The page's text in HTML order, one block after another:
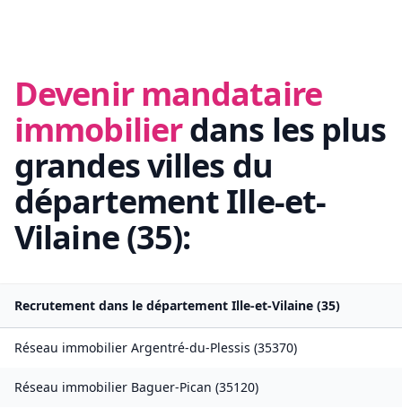
Devenir mandataire
immobilierdans les plus
grandes villes du
départementIlle-et-
Vilaine(35):
Recrutement dans le département Ille-et-Vilaine (35)
Réseau immobilier Argentré-du-Plessis (35370)
Réseau immobilier Baguer-Pican (35120)